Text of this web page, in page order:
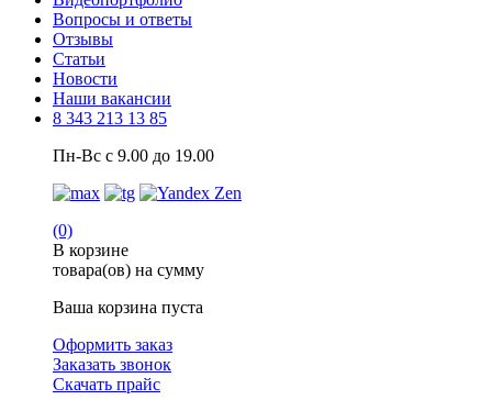
Вопросы и ответы
Отзывы
Статьи
Новости
Наши вакансии
8 343 213 13 85
Пн-Вс с 9.00 до 19.00
(0)
В корзине
товара(ов) на сумму
Ваша корзина пуста
Оформить заказ
Заказать звонок
Скачать прайс